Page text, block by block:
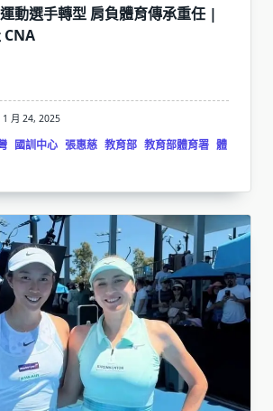
動選手轉型 肩負體育傳承重任 |
1 月 24, 2025
國訓中心 張惠慈 教育部 教育部體育署 體